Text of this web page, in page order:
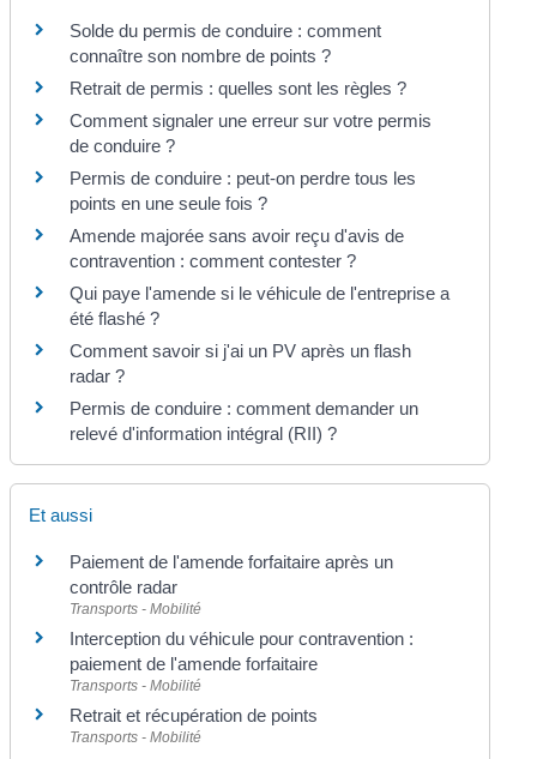
Solde du permis de conduire : comment
connaître son nombre de points ?
Retrait de permis : quelles sont les règles ?
Comment signaler une erreur sur votre permis
de conduire ?
Permis de conduire : peut-on perdre tous les
points en une seule fois ?
Amende majorée sans avoir reçu d'avis de
contravention : comment contester ?
Qui paye l'amende si le véhicule de l'entreprise a
été flashé ?
Comment savoir si j'ai un PV après un flash
radar ?
Permis de conduire : comment demander un
relevé d'information intégral (RII) ?
Et aussi
Paiement de l'amende forfaitaire après un
contrôle radar
Transports - Mobilité
Interception du véhicule pour contravention :
paiement de l'amende forfaitaire
Transports - Mobilité
Retrait et récupération de points
Transports - Mobilité